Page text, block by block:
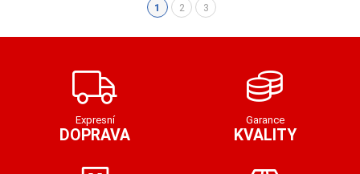
1(aktuální)
2 3
Expresní
DOPRAVA
Garance
KVALITY